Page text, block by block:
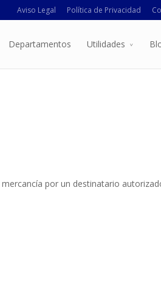
Aviso Legal Política de Privacidad
Departamentos Utilidades
por un destinatario